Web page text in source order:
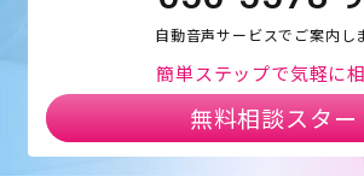
自動音声サービスでご案内し
簡単ステップで気軽に
無料相談スター